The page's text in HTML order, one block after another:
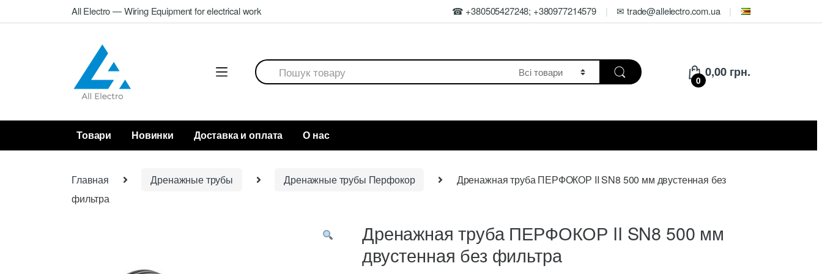
to
to
All Electro — Wiring Equipment for electrical work ☎ +380505427248; +380977214579 ✉ trade@allelectro.com.ua
Search
for:
0
0,00 грн.
Товари Новинки Доставка и оплата О нас
Главная Дренажные трубы Дренажные трубы Перфокор
Дренажная труба ПЕРФОКОР II SN8 500 мм двустенная без
фильтра
Дренажная труба ПЕРФОКОР II SN8 500 мм
двустенная без фильтра